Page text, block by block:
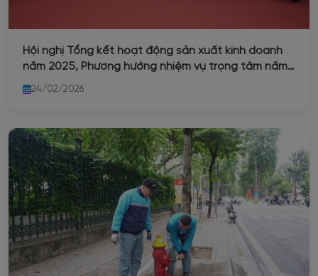
Hội nghị Tổng kết hoạt động sản xuất kinh doanh
năm 2025, Phương hướng nhiệm vụ trọng tâm năm
2026 và triển khai kế hoạch cấp nước Tết Nguyên
đán Bính Ngọ
24/02/2026